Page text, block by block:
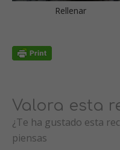
Rellenar
Valora esta
¿Te ha gustado esta
piensas